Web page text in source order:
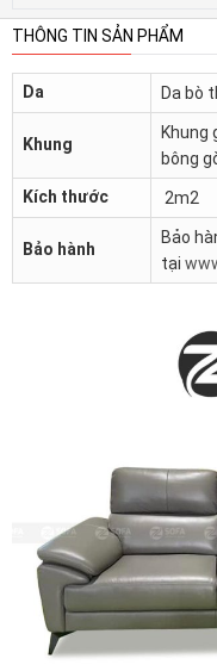
THÔNG TIN SẢN PHẨM
Da Da bò
Khung
Khung
bông
Kích thước
2m2
Bảo hành
Bảo
tại